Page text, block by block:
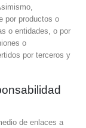
por productos o
o entidades, o por
o
por terceros y
de enlaces a